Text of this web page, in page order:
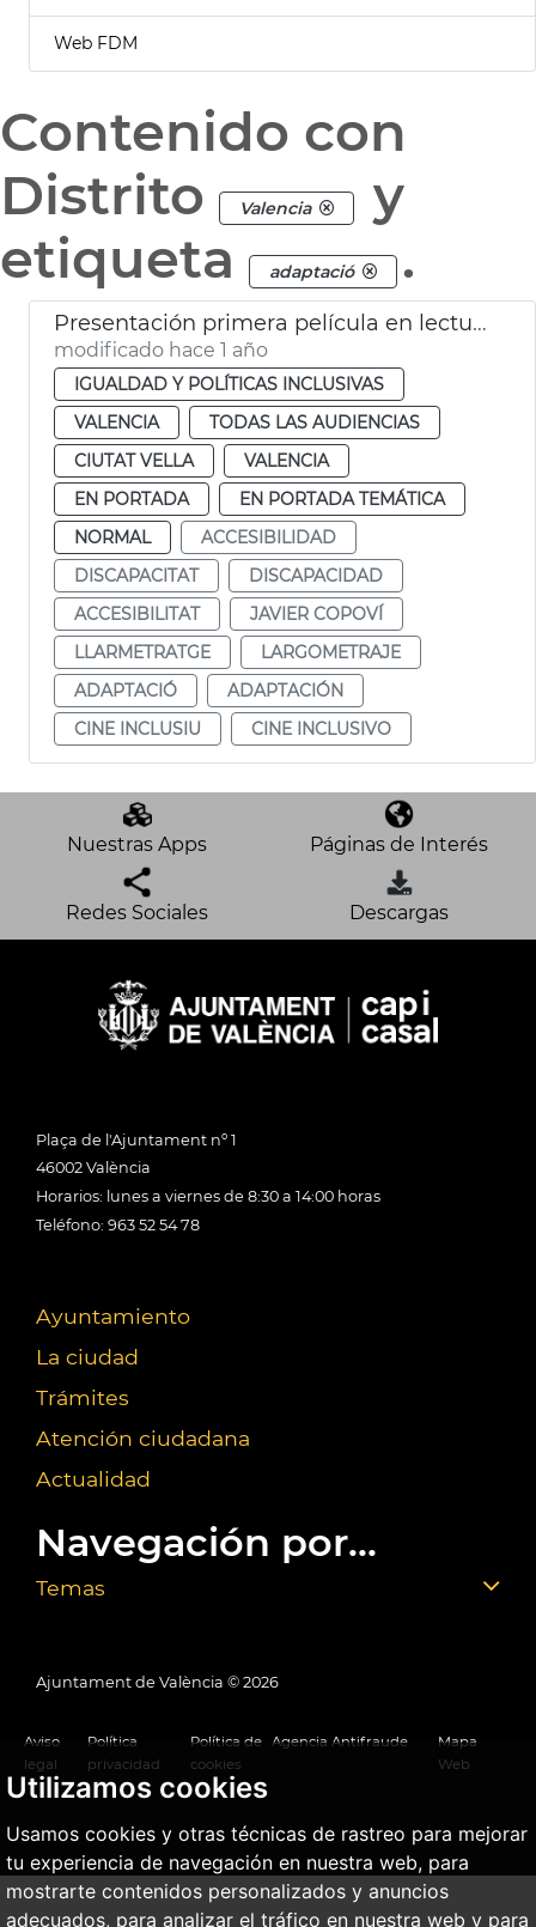
Utilizamos cookies
Usamos cookies y otras técnicas de rastreo para mejorar
tu experiencia de navegación en nuestra web, para
mostrarte contenidos personalizados y anuncios
adecuados, para analizar el tráfico en nuestra web y para
Web FDM
Contenido con
Distrito
Valencia
y
etiqueta
adaptació .
Presentación primera película en lectura fácil en España
modificado hace 1 año
IGUALDAD Y POLÍTICAS INCLUSIVAS
VALENCIA
TODAS LAS AUDIENCIAS
CIUTAT VELLA
VALENCIA
EN PORTADA
EN PORTADA TEMÁTICA
NORMAL
ACCESIBILIDAD
DISCAPACITAT
DISCAPACIDAD
ACCESIBILITAT
JAVIER COPOVÍ
LLARMETRATGE
LARGOMETRAJE
ADAPTACIÓ
ADAPTACIÓN
CINE INCLUSIU
CINE INCLUSIVO
Nuestras Apps Páginas de Interés
Redes Sociales Descargas
Plaça de l'Ajuntament nº 1
46002 València
Horarios: lunes a viernes de 8:30 a 14:00 horas
Teléfono: 963 52 54 78
Ayuntamiento
La ciudad
Trámites
Atención ciudadana
Actualidad
Navegación por...
Temas
Ajuntament de València © 2026
Aviso
legal
Política
privacidad
Política de
cookies
Agencia Antifraude
Mapa
Web